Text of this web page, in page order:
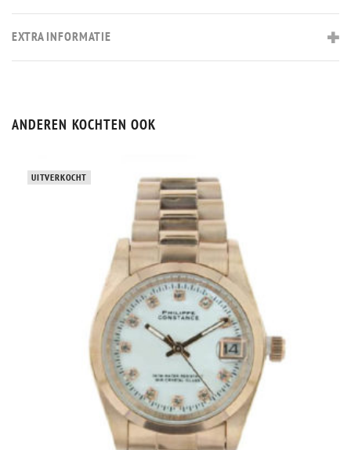
EXTRA INFORMATIE
ANDEREN KOCHTEN OOK
UITVERKOCHT